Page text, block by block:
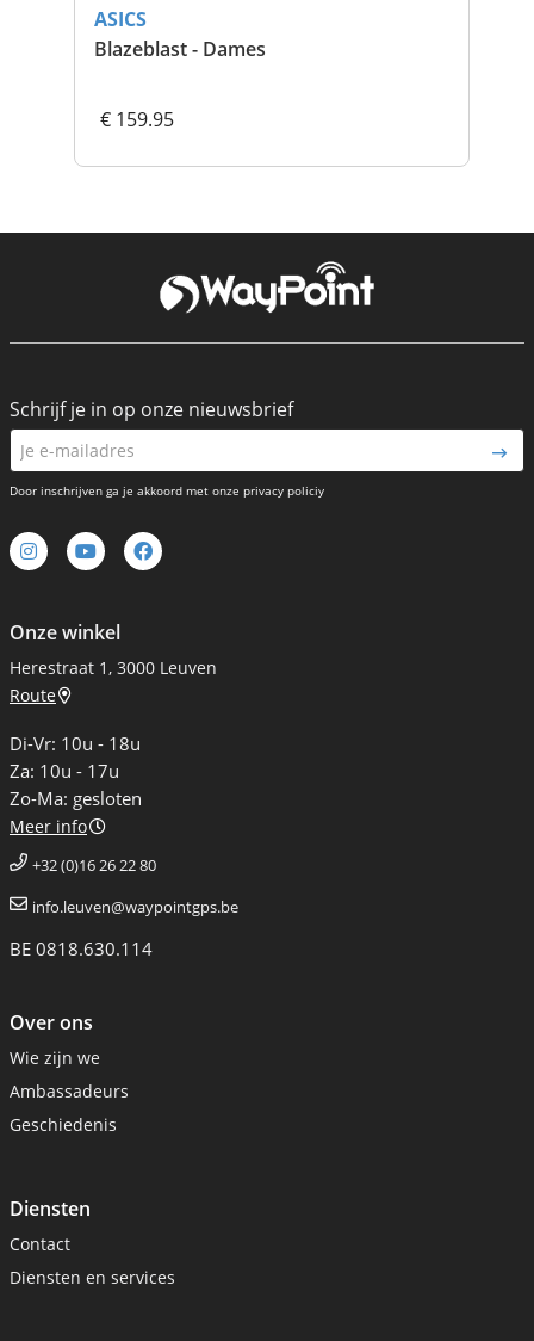
ASICS
Blazeblast - Dames
€ 159.95
Onze winkel
Herestraat 1, 3000 Leuven
Route
Di-Vr: 10u - 18u
Za: 10u - 17u
Zo-Ma: gesloten
Meer info
+32 (0)16 26 22 80
info.leuven@waypointgps.be
BE 0818.630.114
Over ons
Wie zijn we
Ambassadeurs
Geschiedenis
Diensten
Contact
Diensten en services
Schrijf je in op onze nieuwsbrief
Door inschrijven ga je akkoord met onze privacy policiy